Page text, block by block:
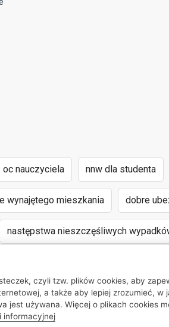
oc nauczyciela nnw dla studenta
wynajętego mieszkania dobre
następstwa nieszczęśliwych
© 2026 Bezpieczny.pl
czyli tzw. plików cookies, aby
a także aby lepiej zrozumieć, w
jest używana. Więcej o plikach cookies
informacyjnej